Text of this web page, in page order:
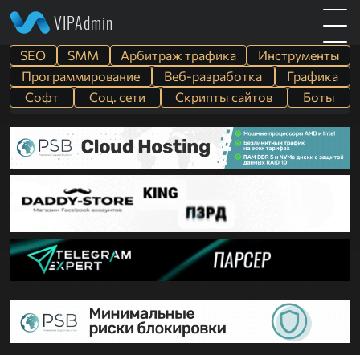
VIPAdmin
SEO SMM Арбитраж трафика
Инструменты
Программирование
Веб-разработка
Графика
Софт
Cоц. сети Скрипты сайтов Боты